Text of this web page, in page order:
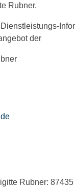
Rubner.
der
Rubner: